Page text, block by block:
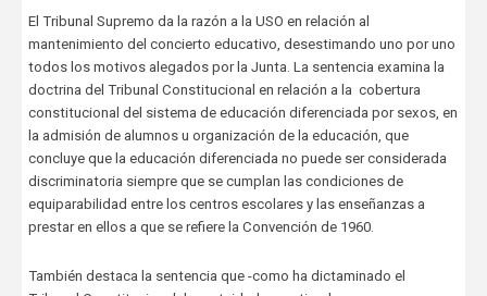
El Tribunal Supremo da la razón a la USO en relación al
mantenimiento del concierto educativo, desestimando uno por uno
todos los motivos alegados por la Junta. La sentencia examina la
doctrina del Tribunal Constitucional en relación a la cobertura
constitucional del sistema de educación diferenciada por sexos, en
la admisión de alumnos u organización de la educación, que
concluye que la educación diferenciada no puede ser considerada
discriminatoria siempre que se cumplan las condiciones de
equiparabilidad entre los centros escolares y las enseñanzas a
prestar en ellos a que se refiere la Convención de 1960.
También destaca la sentencia que -como ha dictaminado el